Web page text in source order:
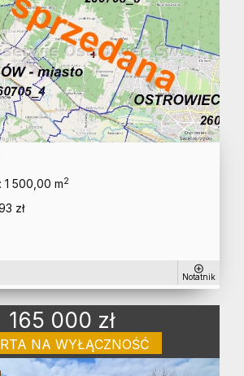
1 500,00 m2
zł
Notatnik
165 000 zł
NA WYŁĄCZNOŚĆ
działka na sprzedaż